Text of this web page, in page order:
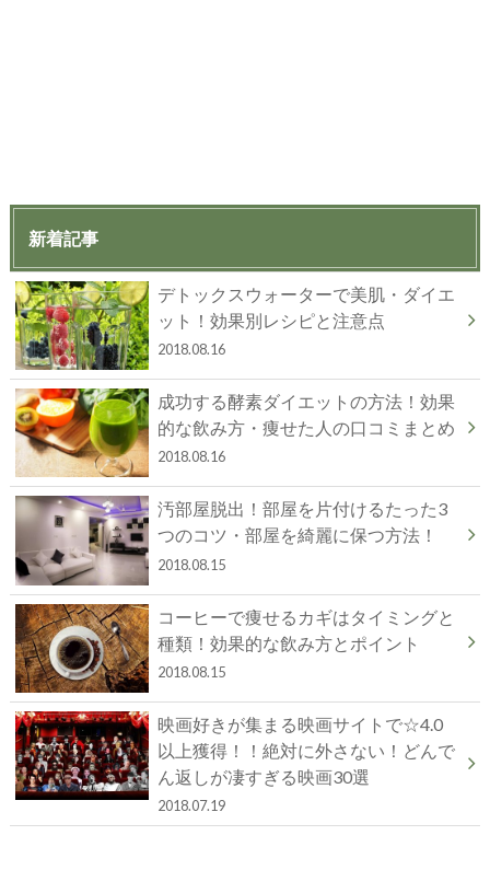
新着記事
デトックスウォーターで美肌・ダイエ
ット！効果別レシピと注意点
2018.08.16
成功する酵素ダイエットの方法！効果
的な飲み方・痩せた人の口コミまとめ
2018.08.16
汚部屋脱出！部屋を片付けるたった3
つのコツ・部屋を綺麗に保つ方法！
2018.08.15
コーヒーで痩せるカギはタイミングと
種類！効果的な飲み方とポイント
2018.08.15
映画好きが集まる映画サイトで☆4.0
以上獲得！！絶対に外さない！どんで
ん返しが凄すぎる映画30選
2018.07.19